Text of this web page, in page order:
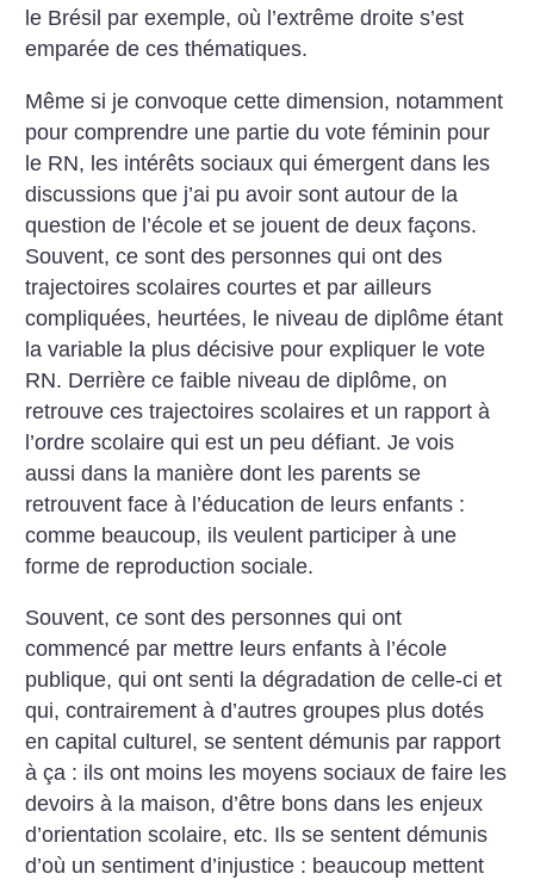
le Brésil par exemple, où l’extrême droite s’est
emparée de ces thématiques.
Même si je convoque cette dimension, notamment
pour comprendre une partie du vote féminin pour
le RN, les intérêts sociaux qui émergent dans les
discussions que j’ai pu avoir sont autour de la
question de l’école et se jouent de deux façons.
Souvent, ce sont des personnes qui ont des
trajectoires scolaires courtes et par ailleurs
compliquées, heurtées, le niveau de diplôme étant
la variable la plus décisive pour expliquer le vote
RN. Derrière ce faible niveau de diplôme, on
retrouve ces trajectoires scolaires et un rapport à
l’ordre scolaire qui est un peu défiant. Je vois
aussi dans la manière dont les parents se
retrouvent face à l’éducation de leurs enfants :
comme beaucoup, ils veulent participer à une
forme de reproduction sociale.
Souvent, ce sont des personnes qui ont
commencé par mettre leurs enfants à l’école
publique, qui ont senti la dégradation de celle-ci et
qui, contrairement à d’autres groupes plus dotés
en capital culturel, se sentent démunis par rapport
à ça : ils ont moins les moyens sociaux de faire les
devoirs à la maison, d’être bons dans les enjeux
d’orientation scolaire, etc. Ils se sentent démunis
d’où un sentiment d’injustice : beaucoup mettent